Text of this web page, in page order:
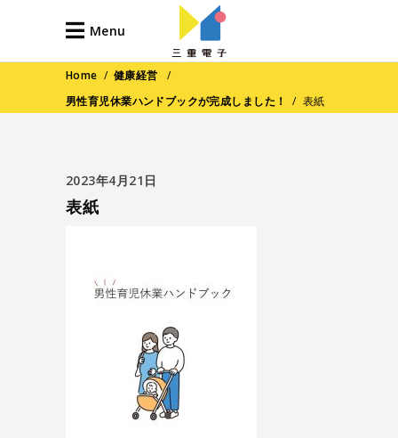
Menu
Home / 健康経営
/
男性育児休業ハンドブックが完成しました！
/ 表紙
2023年4月21日
表紙